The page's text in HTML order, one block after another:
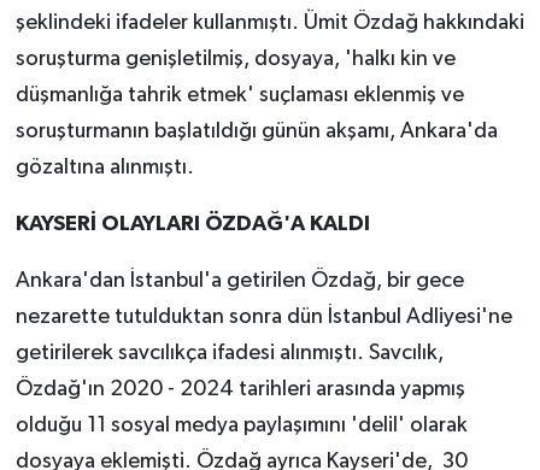
şeklindeki ifadeler kullanmıştı. Ümit Özdağ hakkındaki
soruşturma genişletilmiş, dosyaya, 'halkı kin ve
düşmanlığa tahrik etmek' suçlaması eklenmiş ve
soruşturmanın başlatıldığı günün akşamı, Ankara'da
gözaltına alınmıştı.
KAYSERİ OLAYLARI ÖZDAĞ'A KALDI
Ankara'dan İstanbul'a getirilen Özdağ, bir gece
nezarette tutulduktan sonra dün İstanbul Adliyesi'ne
getirilerek savcılıkça ifadesi alınmıştı. Savcılık,
Özdağ'ın 2020 - 2024 tarihleri arasında yapmış
olduğu 11 sosyal medya paylaşımını 'delil' olarak
dosyaya eklemişti. Özdağ ayrıca Kayseri'de, 30